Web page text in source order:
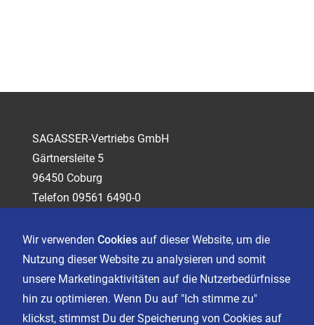
SAGASSER-Vertriebs GmbH
Gärtnersleite 5
96450 Coburg
Telefon 09561 6490-0
Wir verwenden Cookies auf dieser Website, um die
Nutzung dieser Website zu analysieren und somit
unsere Marketingaktivitäten auf die Nutzerbedürfnisse
hin zu optimieren. Wenn Du auf "Ich stimme zu"
klickst, stimmst Du der Speicherung von Cookies auf